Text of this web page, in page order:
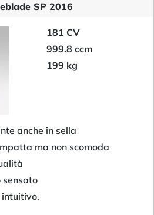
SP 2016
181 CV
999.8 ccm
199 kg
anche in sella
ma non scomoda
sensato